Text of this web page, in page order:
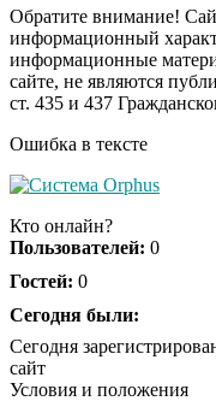
долго
Королева
отожгла!
оставит
Обратите внимание!
информационный
информационные
сайте, не являются
ст. 435 и 437
Ошибка в тексте
Кто онлайн?
Пользователей: 0
Гостей: 0
Сегодня были:
Сегодня
сайт
Условия и положения